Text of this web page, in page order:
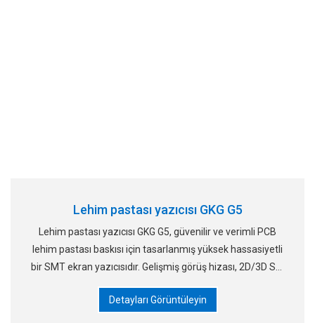
Lehim pastası yazıcısı GKG G5
Lehim pastası yazıcısı GKG G5, güvenilir ve verimli PCB
lehim pastası baskısı için tasarlanmış yüksek hassasiyetli
bir SMT ekran yazıcısıdır. Gelişmiş görüş hizası, 2D/3D SPI
Detayları Görüntüleyin